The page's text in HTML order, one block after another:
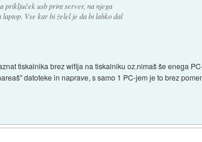
priključek usb print server, na njega
Vse kar bi želel je da bi lahko dal
tiskalnika brez wifija na tiskalniku oz.nimaš še enega
datoteke in naprave, s samo 1 PC-jem je to brez